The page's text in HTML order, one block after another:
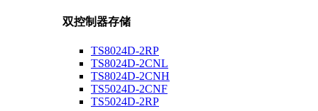
双控制器存储
TS8024D-2RP
TS8024D-2CNL
TS8024D-2CNH
TS5024D-2CNF
TS5024D-2RP